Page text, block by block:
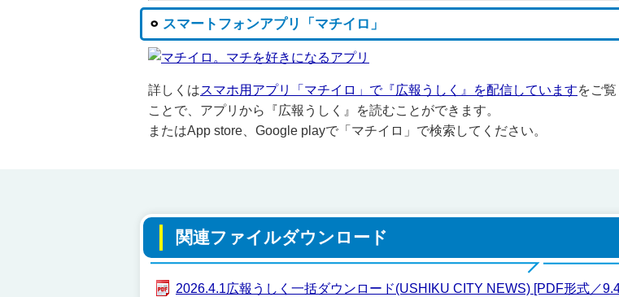
スマートフォンアプリ「マチイロ」
詳しくはスマホ用アプリ「マチイロ」で『広報うしく』を配信していますをご
ことで、アプリから『広報うしく』を読むことができます。
またはApp store、Google playで「マチイロ」で検索してください。
関連ファイルダウンロード
2026.4.1広報うしく一括ダウンロード(USHIKU CITY NEWS) [PDF形式／